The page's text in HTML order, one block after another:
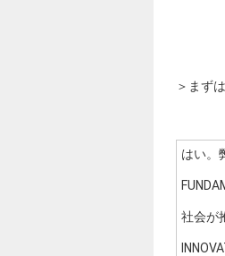
＞まず
はい。
社会が